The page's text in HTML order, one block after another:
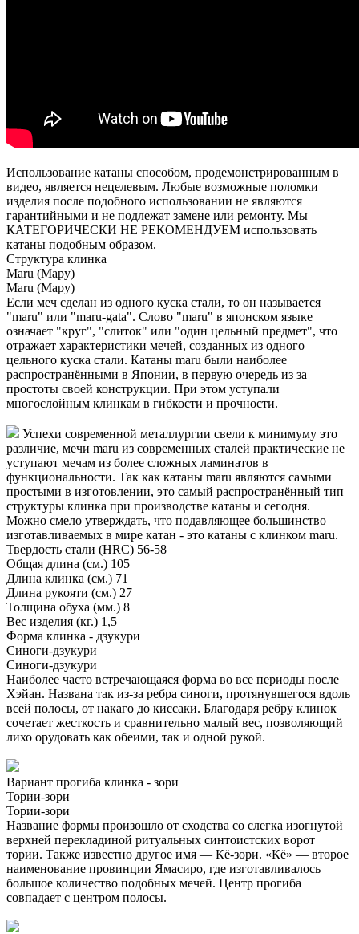
Использование катаны способом, продемонстрированным в
видео, является нецелевым. Любые возможные поломки
изделия после подобного использовании не являются
гарантийными и не подлежат замене или ремонту. Мы
КАТЕГОРИЧЕСКИ НЕ РЕКОМЕНДУЕМ использовать
катаны подобным образом.
Структура клинка
Maru (Мару)
Maru (Мару)
Если меч сделан из одного куска стали, то он называется
"maru" или "maru-gata". Слово "maru" в японском языке
означает "круг", "слиток" или "один цельный предмет", что
отражает характеристики мечей, созданных из одного
цельного куска стали. Катаны maru были наиболее
распространёнными в Японии, в первую очередь из за
простоты своей конструкции. При этом уступали
многослойным клинкам в гибкости и прочности.
Успехи современной металлургии свели к минимуму это
различие, мечи maru из современных сталей практические не
уступают мечам из более сложных ламинатов в
функциональности. Так как катаны maru являются самыми
простыми в изготовлении, это самый распространённый тип
структуры клинка при производстве катаны и сегодня.
Можно смело утверждать, что подавляющее большинство
изготавливаемых в мире катан - это катаны с клинком maru.
Твердость стали (HRC) 56-58
Общая длина (см.) 105
Длина клинка (см.) 71
Длина рукояти (см.) 27
Толщина обуха (мм.) 8
Вес изделия (кг.) 1,5
Форма клинка - дзукури
Синоги-дзукури
Синоги-дзукури
Наиболее часто встречающаяся форма во все периоды после
Хэйан. Названа так из-за ребра синоги, протянувшегося вдоль
всей полосы, от накаго до киссаки. Благодаря ребру клинок
сочетает жесткость и сравнительно малый вес, позволяющий
лихо орудовать как обеими, так и одной рукой.
Вариант прогиба клинка - зори
Тории-зори
Тории-зори
Название формы произошло от сходства со слегка изогнутой
верхней перекладиной ритуальных синтоистских ворот
тории. Также известно другое имя — Кё-зори. «Кё» — второе
наименование провинции Ямасиро, где изготавливалось
большое количество подобных мечей. Центр прогиба
совпадает с центром полосы.